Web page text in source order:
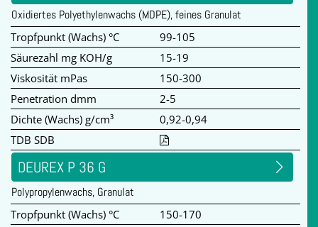
Oxidiertes Polyethylenwachs (MDPE), feines Granulat
Tropfpunkt (Wachs) °C
99-105
Säurezahl mg KOH/g
15-19
Viskosität mPas
150-300
Penetration dmm
2-5
Dichte (Wachs) g/cm³
0,92-0,94
TDB SDB
DEUREX P 36 G
Polypropylenwachs, Granulat
Tropfpunkt (Wachs) °C
150-170